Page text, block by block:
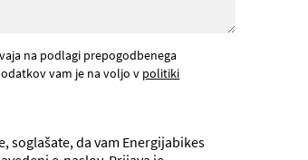
na podlagi prepogodbenega
vam je na voljo v politiki
soglašate, da vam Energijabikes